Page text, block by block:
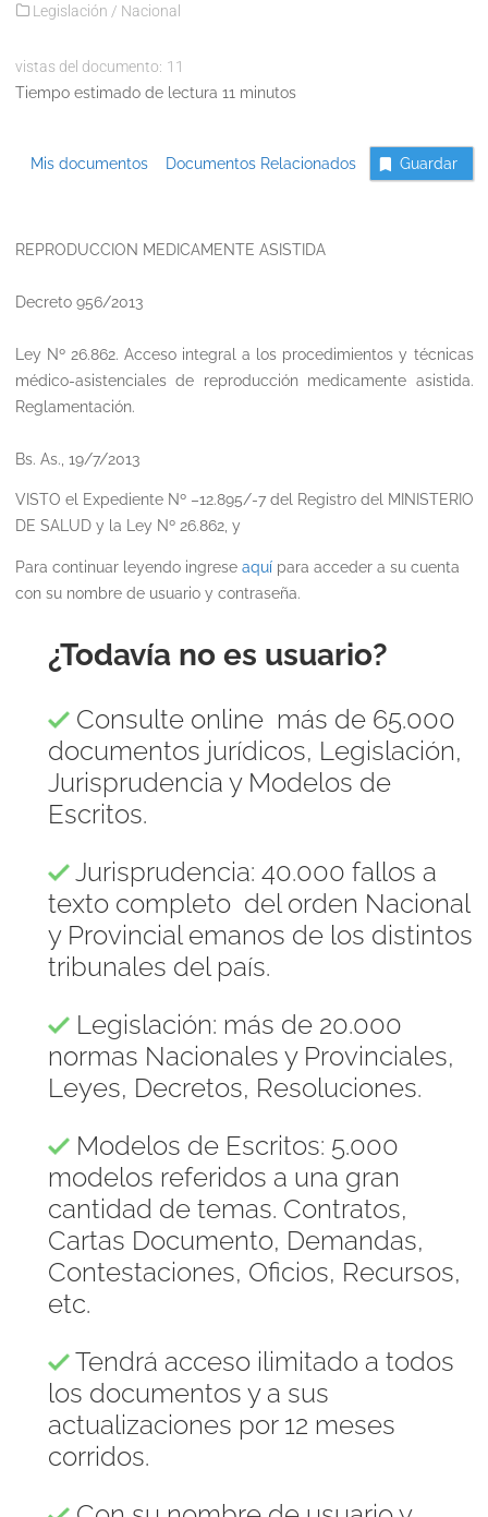
Legislación / Nacional
vistas del documento: 11
Tiempo estimado de lectura 11 minutos
Mis documentos Documentos Relacionados Guardar
REPRODUCCION MEDICAMENTE ASISTIDA
Decreto 956/2013
Ley Nº 26.862. Acceso integral a los procedimientos y técnicas
médico-asistenciales de reproducción medicamente asistida.
Reglamentación.
Bs. As., 19/7/2013
VISTO el Expediente Nº –12.895/-7 del Registro del MINISTERIO
DE SALUD y la Ley Nº 26.862, y
Para continuar leyendo ingrese aquípara acceder a su cuenta
con su nombre de usuario y contraseña.
¿Todavía no es usuario?
Consulte online más de 65.000
documentos jurídicos, Legislación,
Jurisprudencia y Modelos de
Escritos.
Jurisprudencia: 40.000 fallos a
texto completo del orden Nacional
y Provincial emanos de los distintos
tribunales del país.
Legislación: más de 20.000
normas Nacionales y Provinciales,
Leyes, Decretos, Resoluciones.
Modelos de Escritos: 5.000
modelos referidos a una gran
cantidad de temas. Contratos,
Cartas Documento, Demandas,
Contestaciones, Oficios, Recursos,
etc.
Tendrá acceso ilimitado a todos
los documentos y a sus
actualizaciones por 12 meses
corridos.